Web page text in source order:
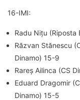
16-IMI:
Radu Nițu (Riposta
Răzvan Stănescu
Dinamo) 15-9
Rareș Ailinca (CS
Eduard Dragomir
Dinamo) 15-5